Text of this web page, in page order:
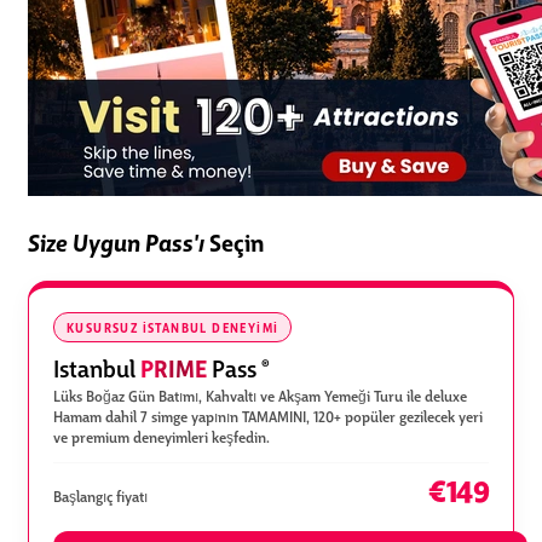
Size Uygun Pass'ıSeçin
KUSURSUZ İSTANBUL DENEYIMI
IstanbulPRIMEPass ®
Lüks Boğaz Gün Batımı, Kahvaltı ve Akşam Yemeği Turu ile deluxe
Hamam dahil 7 simge yapının TAMAMINI, 120+ popüler gezilecek yeri
ve premium deneyimleri keşfedin.
Başlangıç fiyatı €149